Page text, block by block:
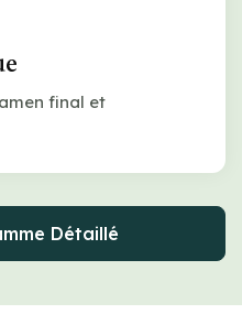
final et
Détaillé